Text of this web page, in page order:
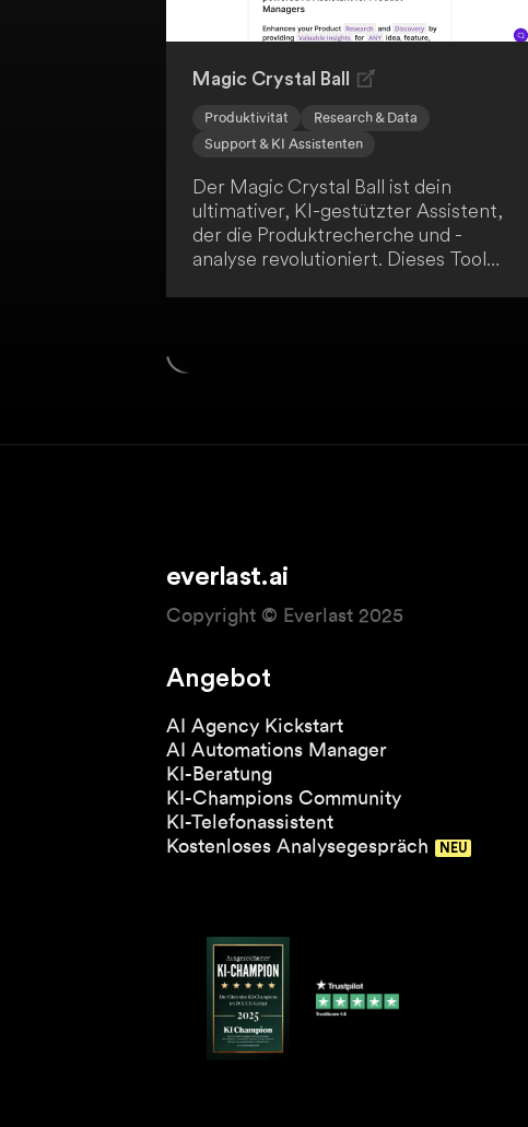
und der Integration von sozialen
umfassende Lösung für dich als E-
Selbstständiger.
Magic Crystal Ball
Produktivität
Research & Data
Support & KI Assistenten
Der Magic Crystal Ball ist dein
ultimativer, KI-gestützter Assistent,
der die Produktrecherche und -
analyse revolutioniert. Dieses Tool
everlast.ai
Copyright © Everlast 2025
Angebot
AI Agency Kickstart
AI Automations Manager
KI-Beratung
KI-Champions Community
KI-Telefonassistent
Kostenloses Analysegespräch